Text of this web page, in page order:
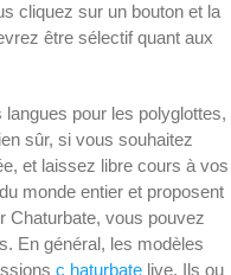
cliquez sur un bouton et la
être sélectif quant aux
pour les polyglottes,
sûr, si vous souhaitez
et laissez libre cours à vos
monde entier et proposent
Chaturbate, vous pouvez
En général, les modèles
c haturbate live. Ils ou